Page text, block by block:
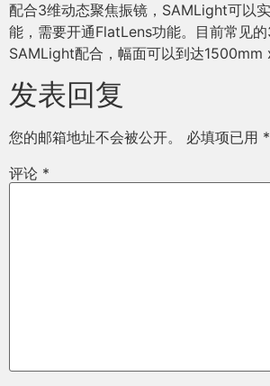
配合3维动态聚焦振镜，SAMLight可以
能，需要开通FlatLens功能。目前常见
SAMLight配合，幅面可以到达1500mm
发表回复
您的邮箱地址不会被公开。 必填项已用 *
评论 *